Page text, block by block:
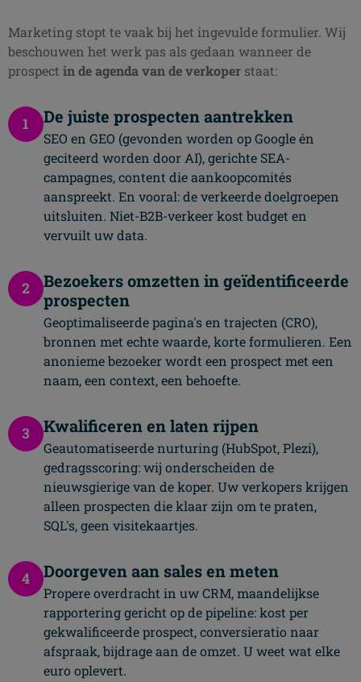
Marketing stopt te vaak bij het ingevulde formulier. Wij
beschouwen het werk pas als gedaan wanneer de
prospect in de agenda van de verkoper staat:
1 De juiste prospecten aantrekken
SEO en GEO (gevonden worden op Google én
geciteerd worden door AI), gerichte SEA-
campagnes, content die aankoopcomités
aanspreekt. En vooral: de verkeerde doelgroepen
uitsluiten. Niet-B2B-verkeer kost budget en
vervuilt uw data.
2
Bezoekers omzetten in geïdentificeerde
prospecten
Geoptimaliseerde pagina's en trajecten (CRO),
bronnen met echte waarde, korte formulieren. Een
anonieme bezoeker wordt een prospect met een
naam, een context, een behoefte.
3 Kwalificeren en laten rijpen
Geautomatiseerde nurturing (HubSpot, Plezi),
gedragsscoring: wij onderscheiden de
nieuwsgierige van de koper. Uw verkopers krijgen
alleen prospecten die klaar zijn om te praten,
SQL's, geen visitekaartjes.
4 Doorgeven aan sales en meten
Propere overdracht in uw CRM, maandelijkse
rapportering gericht op de pipeline: kost per
gekwalificeerde prospect, conversieratio naar
afspraak, bijdrage aan de omzet. U weet wat elke
euro oplevert.